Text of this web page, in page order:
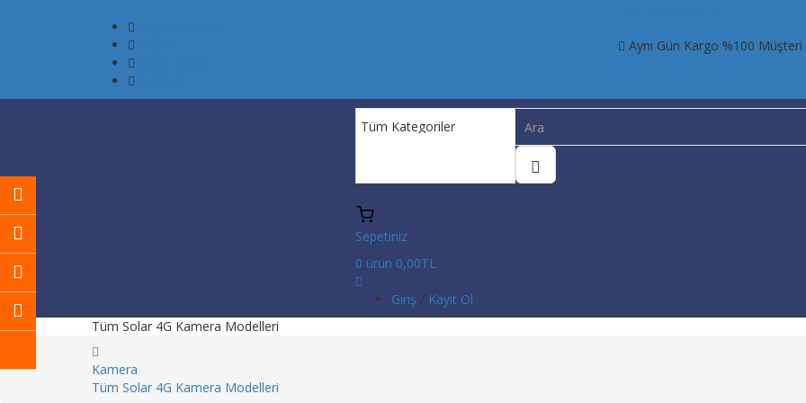
Aynı Gün Kargo %100
Sepetiniz
0 ürün 0,00TL
Giriş / Kayıt Ol
Tüm Solar 4G Kamera Modelleri
Kamera
Tüm Solar 4G Kamera Modelleri